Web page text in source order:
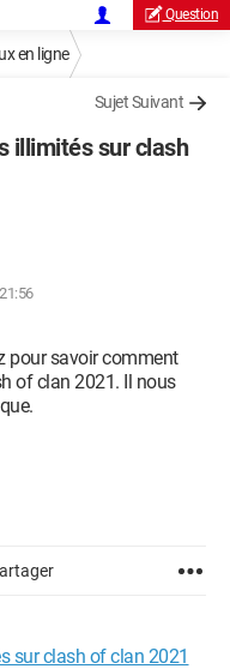
Question
en ligne
Sujet Suivant
illimités sur clash
pour savoir comment
of clan 2021. Il nous
sur clash of clan 2021